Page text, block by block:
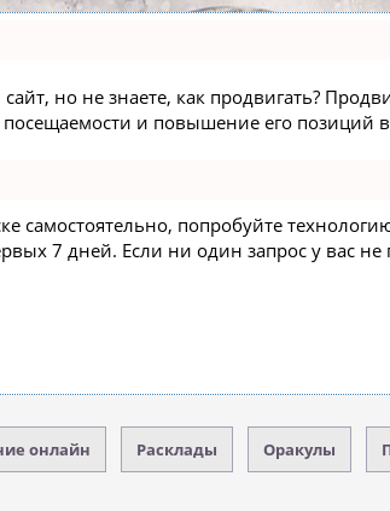
но не знаете, как продвигать?
и повышение его позиций
самостоятельно, попробуйте
7 дней. Если ни один запрос у вас не
онлайн Расклады Оракулы